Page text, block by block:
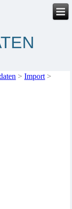
>Import>